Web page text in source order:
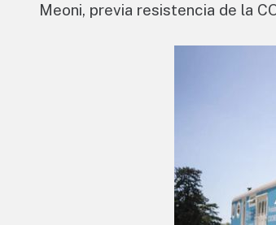
Meoni, previa resistencia de la